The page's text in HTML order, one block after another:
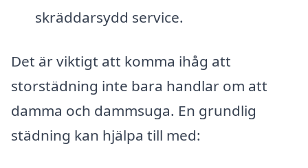
skräddarsydd service.
Det är viktigt att komma ihåg att
storstädning inte bara handlar om att
damma och dammsuga. En grundlig
städning kan hjälpa till med: